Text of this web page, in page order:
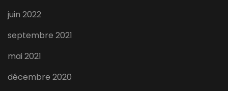
juin 2022
septembre 2021
mai 2021
décembre 2020